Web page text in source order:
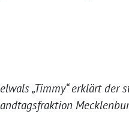
„Timmy“ erklärt